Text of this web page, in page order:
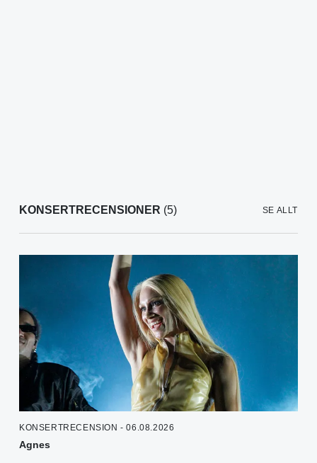
KONSERTRECENSIONER (5) SE ALLT
KONSERTRECENSION - 06.08.2026
Agnes